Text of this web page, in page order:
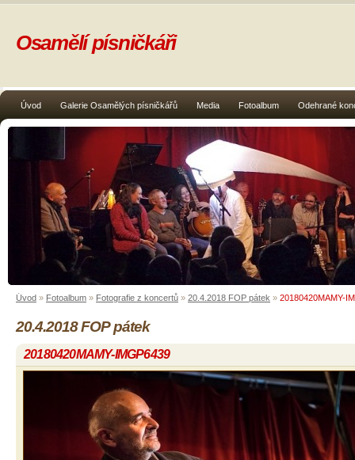
Úvod Galerie Osamělých písničkářů Media Fotoalbum Odehrané
Osamělí písničkáři
Úvod » Fotoalbum » Fotografie z koncertů » 20.4.2018 FOP pátek » 20180420MAMY-
20.4.2018 FOP pátek
20180420MAMY-IMGP6439